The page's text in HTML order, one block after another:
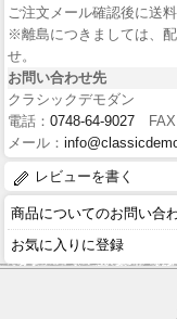
ご注文メール確認後に送
※離島につきましては、
せ。
お問い合わせ先
クラシックデモダン
電話： 0748-64-9027 FAX
メール：
レビューを書く
商品についてのお問い合
お気に入りに登録